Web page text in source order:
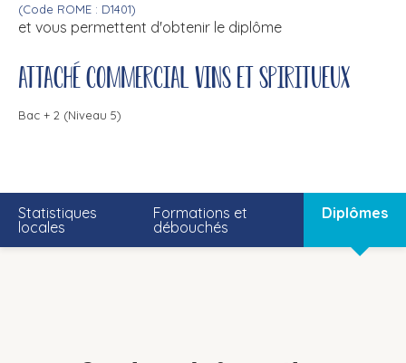
(Code ROME : D1401)
et vous permettent d'obtenir le diplôme
Attaché commercial vins et spiritueux
Bac + 2 (Niveau 5)
Statistiques
locales
Formations et
débouchés
Diplômes